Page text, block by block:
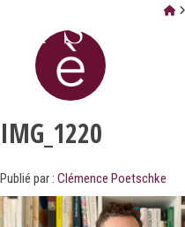
IMG_1220
Publié par : Clémence Poetschke